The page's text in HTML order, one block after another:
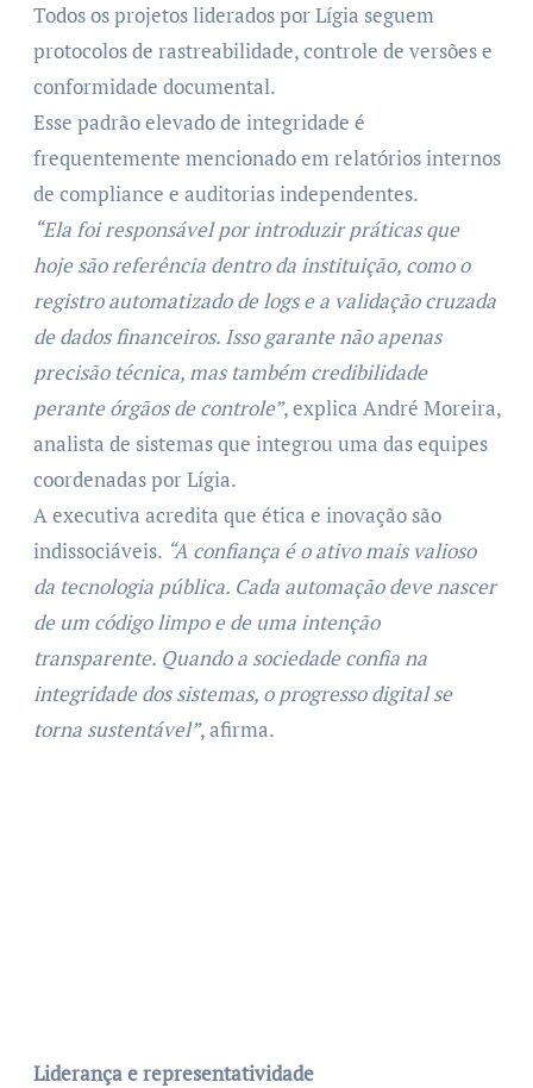
Todos os projetos liderados por Lígia seguem
protocolos de rastreabilidade, controle de versões e
conformidade documental.
Esse padrão elevado de integridade é
frequentemente mencionado em relatórios internos
de compliance e auditorias independentes.
“Ela foi responsável por introduzir práticas que
hoje são referência dentro da instituição, como o
registro automatizado de logs e a validação cruzada
de dados financeiros. Isso garante não apenas
precisão técnica, mas também credibilidade
perante órgãos de controle”, explica André Moreira,
analista de sistemas que integrou uma das equipes
coordenadas por Lígia.
A executiva acredita que ética e inovação são
indissociáveis. “A confiança é o ativo mais valioso
da tecnologia pública. Cada automação deve nascer
de um código limpo e de uma intenção
transparente. Quando a sociedade confia na
integridade dos sistemas, o progresso digital se
torna sustentável”, afirma.
Liderança e representatividade